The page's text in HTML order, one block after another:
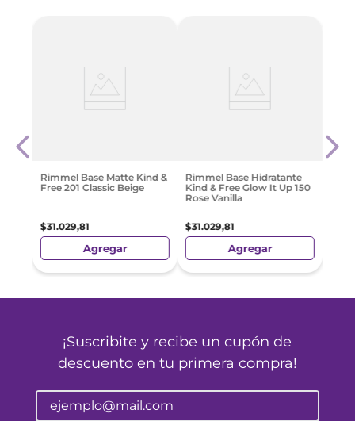
Rimmel Base Matte Kind &
Free 201 Classic Beige
$31.029,81
Agregar
Rimmel Base Hidratante
Kind & Free Glow It Up 150
Rose Vanilla
$31.029,81
Agregar
¡Suscribite y recibe un cupón de
descuento en tu primera compra!